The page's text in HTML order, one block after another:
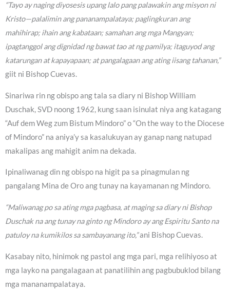
“Tayo ay naging diyosesis upang lalo pang palawakin ang misyon ni
Kristo—palalimin ang pananampalataya; paglingkuran ang
mahihirap; ihain ang kabataan; samahan ang mga Mangyan;
ipagtanggol ang dignidad ng bawat tao at ng pamilya; itaguyod ang
katarungan at kapayapaan; at pangalagaan ang ating iisang tahanan,”
giit ni Bishop Cuevas.
Sinariwa rin ng obispo ang tala sa diary ni Bishop William
Duschak, SVD noong 1962, kung saan isinulat niya ang katagang
“Auf dem Weg zum Bistum Mindoro” o “On the way to the Diocese
of Mindoro” na aniya’y sa kasalukuyan ay ganap nang natupad
makalipas ang mahigit anim na dekada.
Ipinaliwanag din ng obispo na higit pa sa pinagmulan ng
pangalang Mina de Oro ang tunay na kayamanan ng Mindoro.
“Maliwanag po sa ating mga pagbasa, at maging sa diary ni Bishop
Duschak na ang tunay na ginto ng Mindoro ay ang Espiritu Santo na
patuloy na kumikilos sa sambayanang ito,”ani Bishop Cuevas.
Kasabay nito, hinimok ng pastol ang mga pari, mga relihiyoso at
mga layko na pangalagaan at panatilihin ang pagbubuklod bilang
mga mananampalataya.